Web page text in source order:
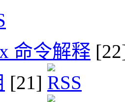
命令解释
[21]